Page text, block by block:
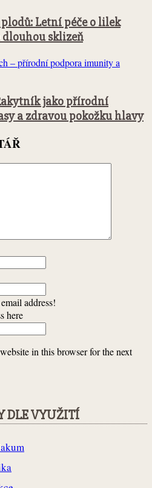
Letní péče o lilek
sklizeň
jako přírodní
a zdravou pokožku hlavy
address!
here
in this browser for the next
DLE VYUŽITÍ